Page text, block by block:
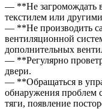
— **Не загромождать
текстилем или
— **Не производить
вентиляционной
дополнительных
— **Регулярно
двери.
— **Обращаться в
обнаружения проблем
тяги, появление